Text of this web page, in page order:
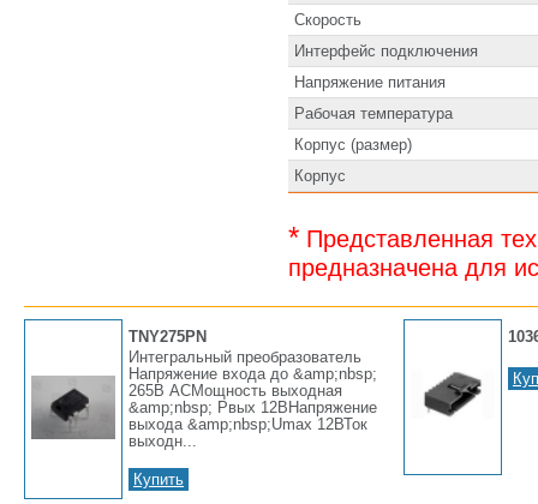
Скорость
Интерфейс подключения
Напряжение питания
Рабочая температура
Корпус (размер)
Корпус
* Представленная
предназначена для
TNY275PN
Интегральный преобразователь
Напряжение входа до &amp;nbsp;
265В ACМощность выходная
&amp;nbsp; Pвых 12ВНапряжение
выхода &amp;nbsp;Umax 12ВТок
выходн...
Купить